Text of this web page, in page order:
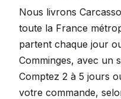
Nous livrons
toute la France
partent chaque jour
Comminges, avec un
Comptez 2 à 5 jours
votre commande,